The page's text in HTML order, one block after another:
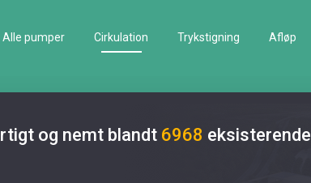
Alle pumper Cirkulation Trykstigning Afløp
og nemt blandt 6968 eksisterende